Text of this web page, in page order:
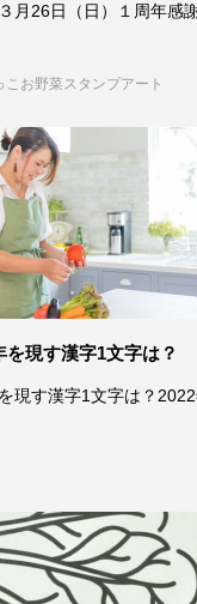
月26日（日）１周年感
こお野菜スタンプアート
現す漢字1文字は？
現す漢字1文字は？